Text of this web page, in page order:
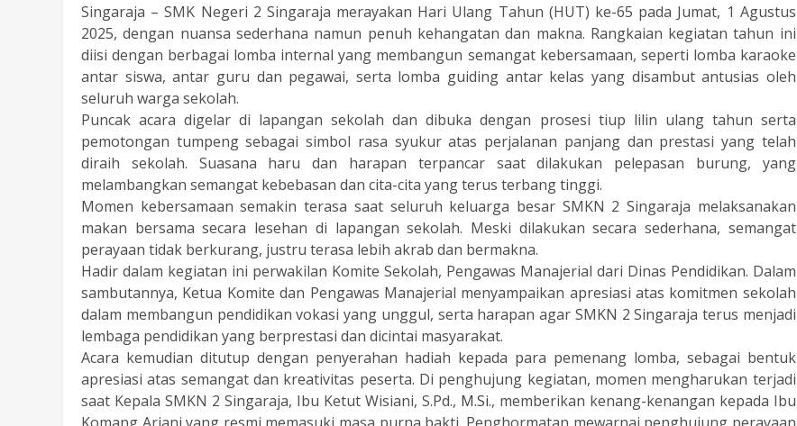
Singaraja – SMK Negeri 2 Singaraja merayakan Hari Ulang Tahun (HUT) ke-65 pada Jumat, 1 Agustus
2025, dengan nuansa sederhana namun penuh kehangatan dan makna. Rangkaian kegiatan tahun ini
diisi dengan berbagai lomba internal yang membangun semangat kebersamaan, seperti lomba karaoke
antar siswa, antar guru dan pegawai, serta lomba guiding antar kelas yang disambut antusias oleh
seluruh warga sekolah.
Puncak acara digelar di lapangan sekolah dan dibuka dengan prosesi tiup lilin ulang tahun serta
pemotongan tumpeng sebagai simbol rasa syukur atas perjalanan panjang dan prestasi yang telah
diraih sekolah. Suasana haru dan harapan terpancar saat dilakukan pelepasan burung, yang
melambangkan semangat kebebasan dan cita-cita yang terus terbang tinggi.
Momen kebersamaan semakin terasa saat seluruh keluarga besar SMKN 2 Singaraja melaksanakan
makan bersama secara lesehan di lapangan sekolah. Meski dilakukan secara sederhana, semangat
perayaan tidak berkurang, justru terasa lebih akrab dan bermakna.
Hadir dalam kegiatan ini perwakilan Komite Sekolah, Pengawas Manajerial dari Dinas Pendidikan. Dalam
sambutannya, Ketua Komite dan Pengawas Manajerial menyampaikan apresiasi atas komitmen sekolah
dalam membangun pendidikan vokasi yang unggul, serta harapan agar SMKN 2 Singaraja terus menjadi
lembaga pendidikan yang berprestasi dan dicintai masyarakat.
Acara kemudian ditutup dengan penyerahan hadiah kepada para pemenang lomba, sebagai bentuk
apresiasi atas semangat dan kreativitas peserta. Di penghujung kegiatan, momen mengharukan terjadi
saat Kepala SMKN 2 Singaraja, Ibu Ketut Wisiani, S.Pd., M.Si., memberikan kenang-kenangan kepada Ibu